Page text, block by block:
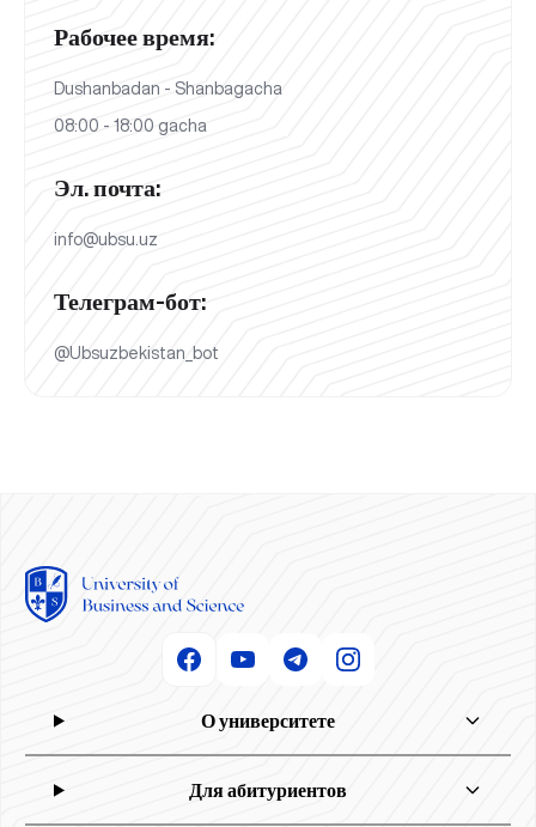
Рабочее время:
Dushanbadan - Shanbagacha
08:00 - 18:00 gacha
Эл. почта:
info@ubsu.uz
Телеграм-бот:
@Ubsuzbekistan_bot
О университете
Для абитуриентов